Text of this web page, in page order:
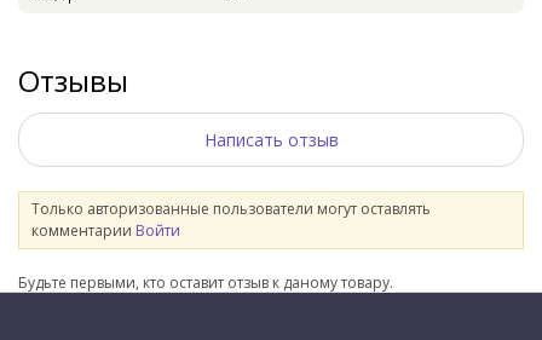
Отзывы
Написать отзыв
Только авторизованные пользователи могут оставлять
комментарии Войти
Будьте первыми, кто оставит отзыв к даному товару.